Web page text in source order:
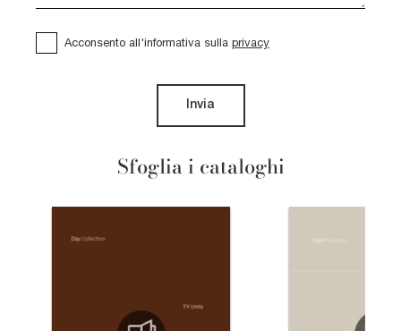
Sfoglia i cataloghi
Acconsento all'informativa sulla privacy
Invia